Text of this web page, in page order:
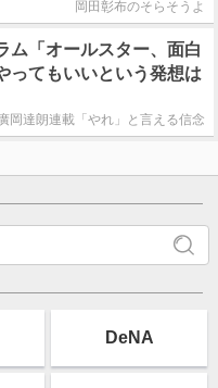
岡田彰布のそらそうよ
ム「オールスター、面白
ってもいいという発想は
廣岡達朗連載「やれ」と言える信念
DeNA